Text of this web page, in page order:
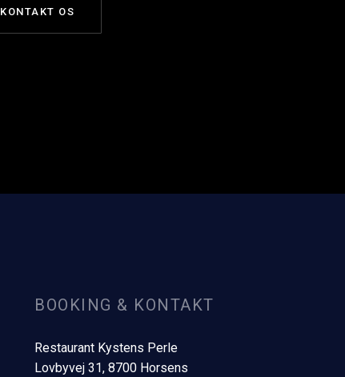
KONTAKT OS
BOOKING & KONTAKT
​Restaurant Kystens Perle
​Lovbyvej 31, 8700 Horsens